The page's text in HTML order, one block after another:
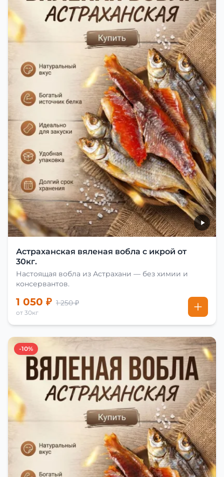
Астраханская вяленая вобла с икрой от
30кг.
Настоящая вобла из Астрахани — без химии и
консервантов.
1 050 ₽ 1 250 ₽
от 30кг
-10%